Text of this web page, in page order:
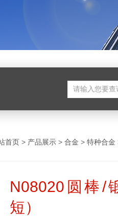
首页 > 产品展示 > 合金 > 特种合金
N08020圆棒/
短）